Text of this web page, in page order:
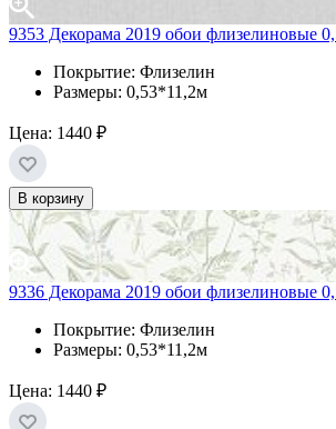
9353 Декорама 2019 обои флизелиновые
Покрытие: Флизелин
Размеры: 0,53*11,2м
Цена: 1440 ₽
В корзину
9336 Декорама 2019 обои флизелиновые
Покрытие: Флизелин
Размеры: 0,53*11,2м
Цена: 1440 ₽